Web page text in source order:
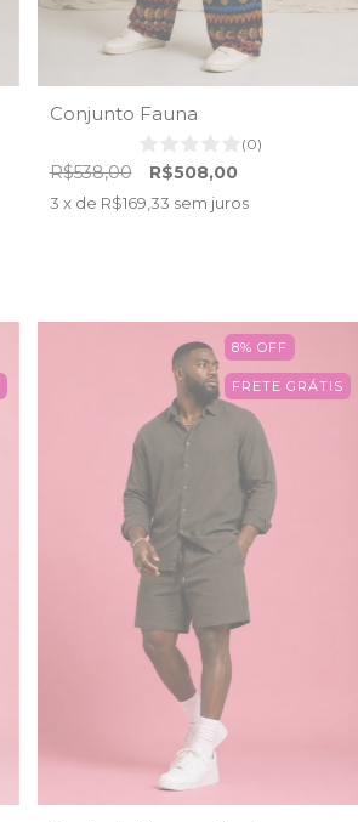
Conjunto Fauna
(0)
R$538,00 R$508,00
3 x de R$169,33 sem juros
8%OFF
FRETE GRÁTIS